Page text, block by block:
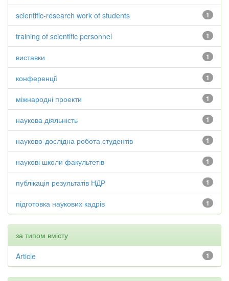
1
scientific-research work of students
1
training of scientific personnel
1
виставки
1
конференції
1
міжнародні проекти
1
наукова діяльність
1
науково-дослідна робота студентів
1
наукові школи факультетів
1
публікація результатів НДР
1
підготовка наукових кадрів
за типом вмісту
1
Article